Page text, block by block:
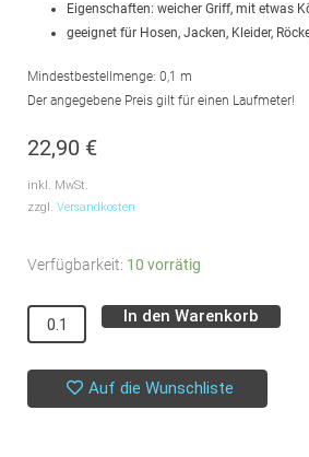
Eigenschaften: weicher Griff, mit etwas
geeignet für Hosen, Jacken, Kleider,
Mindestbestellmenge: 0,1 m
Der angegebene Preis gilt für einen Laufmeter!
22,90 €
inkl. MwSt.
zzgl. Versandkosten
Verfügbarkeit: 10 vorrätig
Baumwoll
Kokka
//
Keshiki
In den Warenkorb
Auf die Wunschliste